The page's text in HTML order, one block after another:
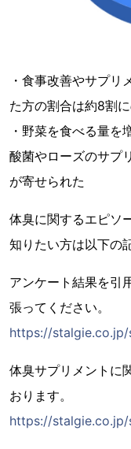
・食事改善やサプリ
た方の割合は約8割
・野菜を食べる量
酸菌やローズのサプ
が寄せられた
体臭に関するエピソ
知りたい方は以下の
アンケート結果を引
張ってください。
https://
体臭サプリメントに
おります。
https://